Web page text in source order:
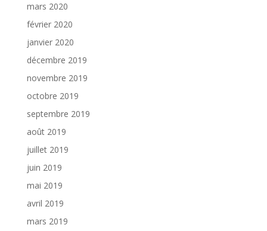
mars 2020
février 2020
janvier 2020
décembre 2019
novembre 2019
octobre 2019
septembre 2019
août 2019
juillet 2019
juin 2019
mai 2019
avril 2019
mars 2019